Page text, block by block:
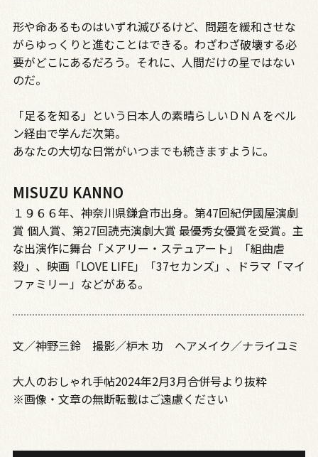
形や命あるものはいずれ滅びるけど、問題を緩和させな
がらゆっくりと進むことはできる。わざわざ破壊する必
要がどこにあるだろう。それに、人間だけの星ではない
のだ。
「足るを知る」という日本人の素晴らしいＤＮＡをベル
ン経由で学んだ次第。
あなたの大切な日常がいつまでも続きますように。
MISUZU KANNO
１９６６年、神奈川県鎌倉市出身。第47回紀伊國屋演劇
賞 個人賞、第27回読売演劇大賞 最優秀女優賞を受賞。主
な出演作に舞台「メアリー・ステュアート」「組曲虐
殺」、映画「LOVE LIFE」「37セカンズ」、ドラマ「マイ
ファミリー」などがある。
文／神野三鈴 撮影／枦木 功 ヘアメイク／ナライユミ
大人のおしゃれ手帖2024年2月3月合併号より抜粋
※画像・文章の無断転載はご遠慮ください